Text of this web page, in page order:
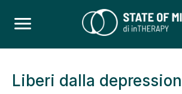
Liberi dalla